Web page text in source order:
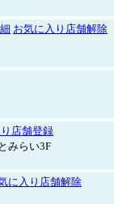
お気に入り店舗解除
店舗登録
みらい3F
に入り店舗解除